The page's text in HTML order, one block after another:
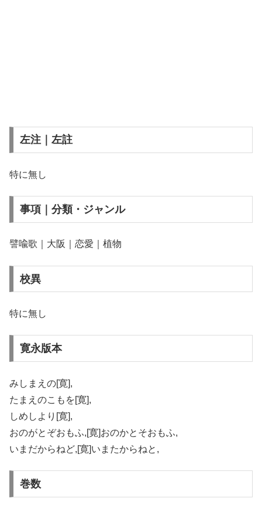
左注｜左註
特に無し
事項｜分類・ジャンル
譬喩歌｜大阪｜恋愛｜植物
校異
特に無し
寛永版本
みしまえの[寛],
たまえのこもを[寛],
しめしより[寛],
おのがとぞおもふ,[寛]おのかとそおもふ,
いまだからねど,[寛]いまたからねと,
巻数